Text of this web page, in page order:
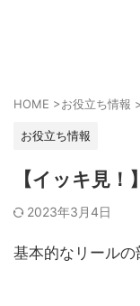
HOME >お役立ち情報
お役立ち情報
【イッキ見
2023年3月4日
基本的なリールの